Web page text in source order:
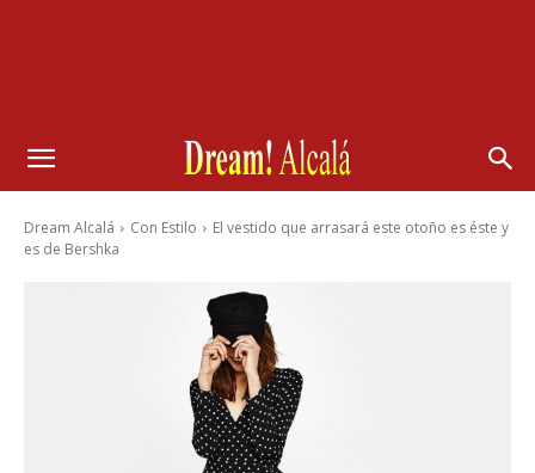
Dream Alcalá Con Estilo
El vestido que arrasará este otoño es éste y
es de Bershka